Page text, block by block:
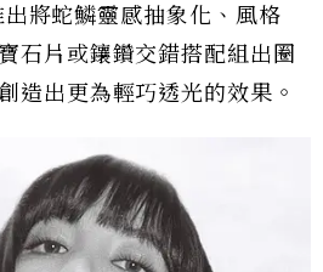
將蛇鱗靈感抽象化、風格
石片或鑲鑽交錯搭配組出圈
造出更為輕巧透光的效果。